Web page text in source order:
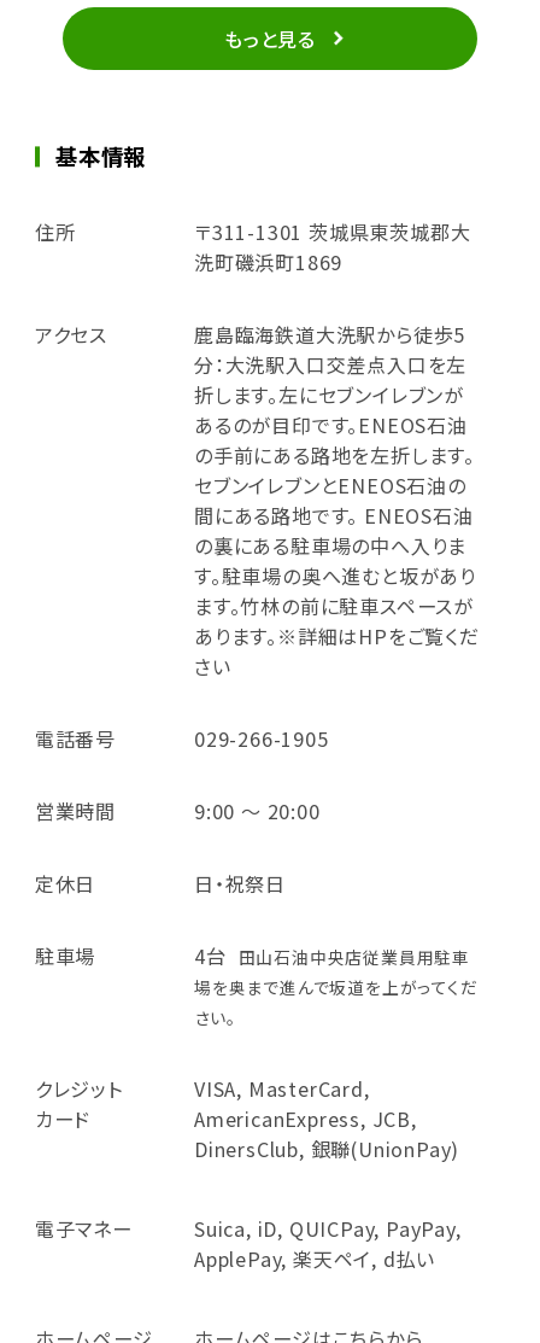
もっと見る
基本情報
住所
〒311-1301 茨城県東茨城郡大
洗町磯浜町1869
アクセス
鹿島臨海鉄道大洗駅から徒歩5
分：大洗駅入口交差点入口を左
折します。左にセブンイレブンが
あるのが目印です。ENEOS石油
の手前にある路地を左折します。
セブンイレブンとENEOS石油の
間にある路地です。 ENEOS石油
の裏にある駐車場の中へ入りま
す。駐車場の奥へ進むと坂があり
ます。竹林の前に駐車スペースが
あります。※詳細はHPをご覧くだ
さい
電話番号 029-266-1905
営業時間 9:00 ～ 20:00
定休日 日・祝祭日
駐車場 4台 田山石油中央店従業員用駐車
場を奥まで進んで坂道を上がってくだ
さい。
クレジット
カード
VISA, MasterCard,
AmericanExpress, JCB,
DinersClub, 銀聯(UnionPay)
電子マネー
Suica, iD, QUICPay, PayPay,
ApplePay, 楽天ペイ, d払い